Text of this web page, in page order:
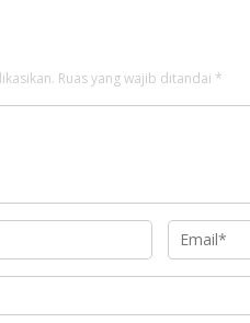
Ruas yang wajib ditandai *